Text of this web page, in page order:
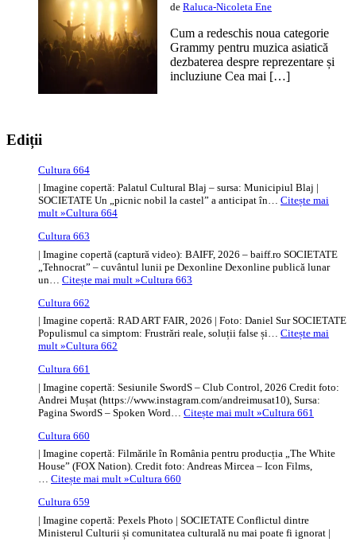
de Raluca-Nicoleta Ene
Cum a redeschis noua categorie
Grammy pentru muzica asiatică
dezbaterea despre reprezentare și
incluziune Cea mai […]
Ediții
Cultura 664
| Imagine copertă: Palatul Cultural Blaj – sursa: Municipiul Blaj |
SOCIETATE Un „picnic nobil la castel” a anticipat în… Citește mai
mult »Cultura 664
Cultura 663
| Imagine copertă (captură video): BAIFF, 2026 – baiff.ro SOCIETATE
„Tehnocrat” – cuvântul lunii pe Dexonline Dexonline publică lunar
un… Citește mai mult »Cultura 663
Cultura 662
| Imagine copertă: RAD ART FAIR, 2026 | Foto: Daniel Sur SOCIETATE
Populismul ca simptom: Frustrări reale, soluții false și… Citește mai
mult »Cultura 662
Cultura 661
| Imagine copertă: Sesiunile SwordS – Club Control, 2026 Credit foto:
Andrei Mușat (https://www.instagram.com/andreimusat10), Sursa:
Pagina SwordS – Spoken Word… Citește mai mult »Cultura 661
Cultura 660
| Imagine copertă: Filmările în România pentru producția „The White
House” (FOX Nation). Credit foto: Andreas Mircea – Icon Films,
… Citește mai mult »Cultura 660
Cultura 659
| Imagine copertă: Pexels Photo | SOCIETATE Conflictul dintre
Ministerul Culturii și comunitatea culturală nu mai poate fi ignorat |